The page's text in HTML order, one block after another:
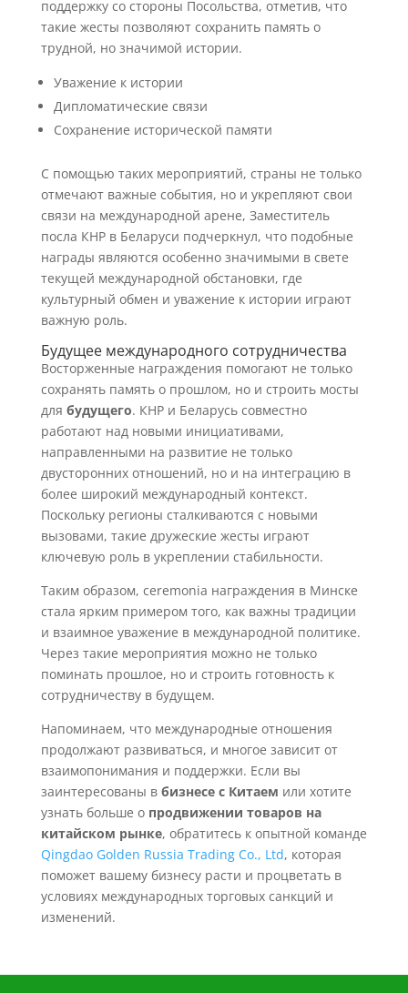
поддержку со стороны Посольства, отметив, что
такие жесты позволяют сохранить память о
трудной, но значимой истории.
Уважение к истории
Дипломатические связи
Сохранение исторической памяти
С помощью таких мероприятий, страны не только
отмечают важные события, но и укрепляют свои
связи на международной арене, Заместитель
посла КНР в Беларуси подчеркнул, что подобные
награды являются особенно значимыми в свете
текущей международной обстановки, где
культурный обмен и уважение к истории играют
важную роль.
Будущее международного сотрудничества
Восторженные награждения помогают не только
сохранять память о прошлом, но и строить мосты
для будущего. КНР и Беларусь совместно
работают над новыми инициативами,
направленными на развитие не только
двусторонних отношений, но и на интеграцию в
более широкий международный контекст.
Поскольку регионы сталкиваются с новыми
вызовами, такие дружеские жесты играют
ключевую роль в укреплении стабильности.
Таким образом, ceremonia награждения в Минске
стала ярким примером того, как важны традиции
и взаимное уважение в международной политике.
Через такие мероприятия можно не только
поминать прошлое, но и строить готовность к
сотрудничеству в будущем.
Напоминаем, что международные отношения
продолжают развиваться, и многое зависит от
взаимопонимания и поддержки. Если вы
заинтересованы в бизнесе с Китаем или хотите
узнать больше о продвижении товаров на
китайском рынке, обратитесь к опытной команде
Qingdao Golden Russia Trading Co., Ltd, которая
поможет вашему бизнесу расти и процветать в
условиях международных торговых санкций и
изменений.